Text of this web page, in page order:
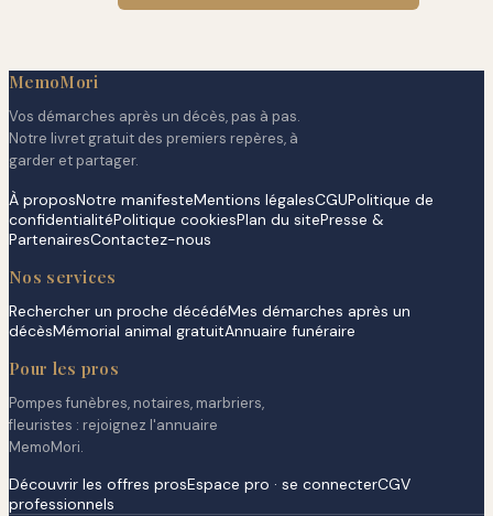
MemoMori
Vos démarches après un décès, pas à pas.
Notre livret gratuit des premiers repères, à
garder et partager.
À proposNotre manifesteMentions légalesCGUPolitique de
confidentialitéPolitique cookiesPlan du sitePresse &
PartenairesContactez-nous
Nos services
Rechercher un proche décédéMes démarches après un
décèsMémorial animal gratuitAnnuaire funéraire
Pour les pros
Pompes funèbres, notaires, marbriers,
fleuristes : rejoignez l'annuaire
MemoMori.
Découvrir les offres prosEspace pro · se connecterCGV
professionnels